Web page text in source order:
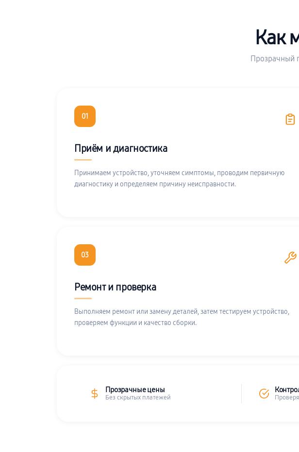
Как
Прозрачный
01
Приём и диагностика
Принимаем устройство, уточняем симптомы, проводим первичную
диагностику и определяем причину неисправности.
03
Ремонт и проверка
Выполняем ремонт или замену деталей, затем тестируем устройство,
проверяем функции и качество сборки.
Прозрачные цены
Без скрытых платежей